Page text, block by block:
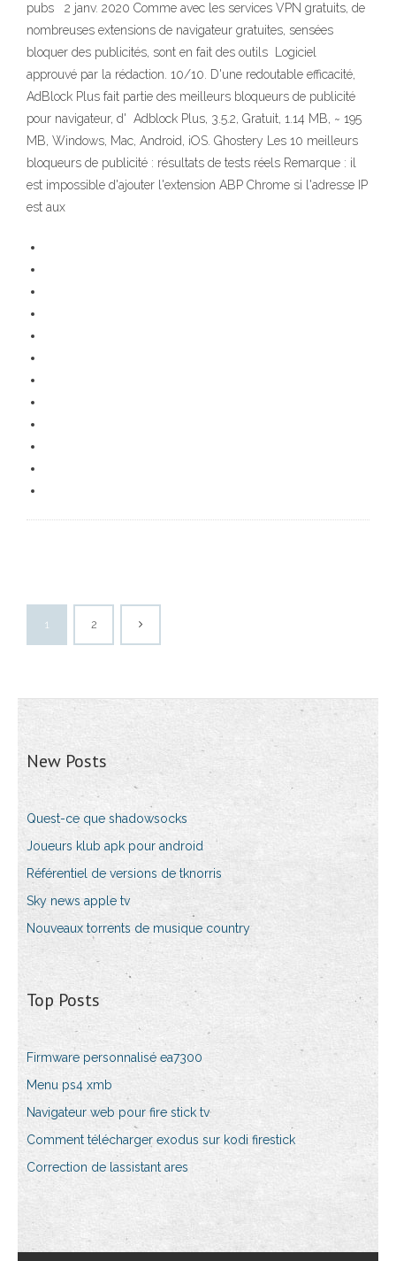
pubs 2 janv. 2020 Comme avec les services VPN gratuits, de
nombreuses extensions de navigateur gratuites, sensées
bloquer des publicités, sont en fait des outils Logiciel
approuvé par la rédaction. 10/10. D'une redoutable efficacité,
AdBlock Plus fait partie des meilleurs bloqueurs de publicité
pour navigateur, d' Adblock Plus, 3.5.2, Gratuit, 1.14 MB, ~ 195
MB, Windows, Mac, Android, iOS. Ghostery Les 10 meilleurs
bloqueurs de publicité : résultats de tests réels Remarque : il
est impossible d'ajouter l'extension ABP Chrome si l'adresse IP
est aux
1 2
New Posts
Quest-ce que shadowsocks
Joueurs klub apk pour android
Référentiel de versions de tknorris
Sky news apple tv
Nouveaux torrents de musique country
Top Posts
Firmware personnalisé ea7300
Menu ps4 xmb
Navigateur web pour fire stick tv
Comment télécharger exodus sur kodi firestick
Correction de lassistant ares